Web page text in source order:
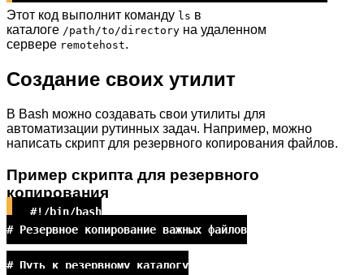
Этот код выполнит команду ls в
каталоге /path/to/directory на удаленном
сервере remotehost.
Создание своих утилит
В Bash можно создавать свои утилиты для
автоматизации рутинных задач. Например, можно
написать скрипт для резервного копирования файлов.
Пример скрипта для резервного
копирования
#!/bin/bash
# Резервное копирование важных файлов
# Путь к резервному каталогу